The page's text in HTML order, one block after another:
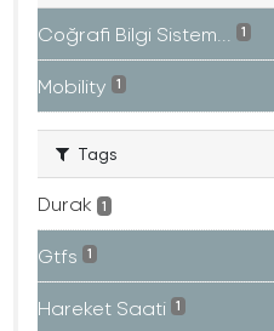
Coğrafi Bilgi Sistem... 1
Mobility 1
Tags
Durak 1
Gtfs 1
Hareket Saati 1